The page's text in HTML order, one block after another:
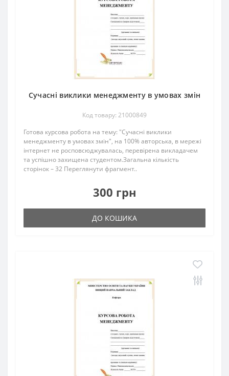
Сучасні виклики менеджменту в умовах змін
Код товару: 21000849
Готова курсова робота на тему: "Сучасні виклики
менеджменту в умовах змін", на 100% авторська, в мережі
інтернет не росповсюджувалась, перевірена викладачем
та успішно захищена студентом.Загальна кількість
сторінок – 32 Переглянути фрагмент..
300 грн
ДО КОШИКА